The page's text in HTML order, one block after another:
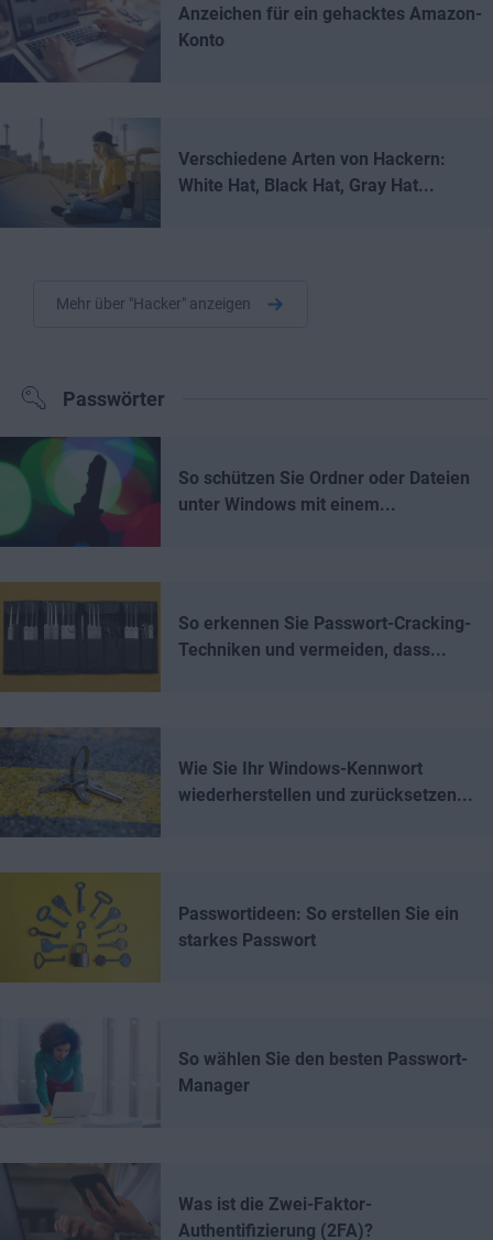
Anzeichen für ein gehacktes Amazon-
Konto
Verschiedene Arten von Hackern:
White Hat, Black Hat, Gray Hat...
Mehr über "Hacker" anzeigen
Passwörter
So schützen Sie Ordner oder Dateien
unter Windows mit einem...
So erkennen Sie Passwort-Cracking-
Techniken und vermeiden, dass...
Wie Sie Ihr Windows-Kennwort
wiederherstellen und zurücksetzen...
Passwortideen: So erstellen Sie ein
starkes Passwort
So wählen Sie den besten Passwort-
Manager
Was ist die Zwei-Faktor-
Authentifizierung (2FA)?